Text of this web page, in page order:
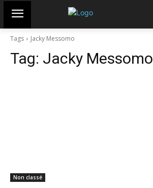
Tags Jacky Messomo
Tag: Jacky Messomo
Non classé